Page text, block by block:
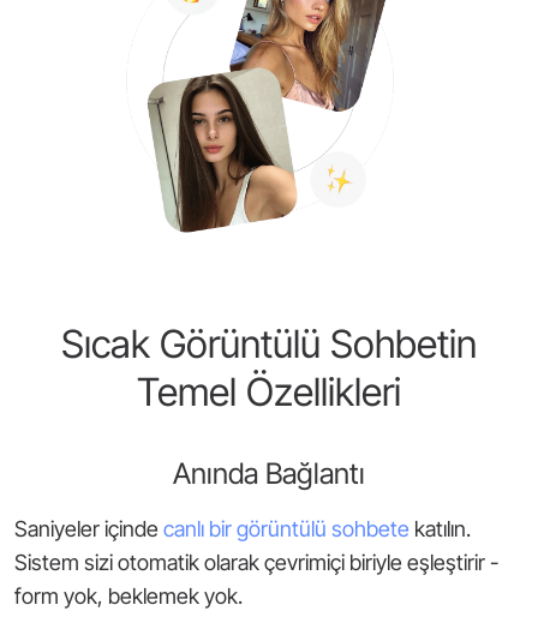
Sıcak Görüntülü Sohbetin
Temel Özellikleri
Anında Bağlantı
Saniyeler içinde canlı bir görüntülü sohbete katılın.
Sistem sizi otomatik olarak çevrimiçi biriyle eşleştirir -
form yok, beklemek yok.